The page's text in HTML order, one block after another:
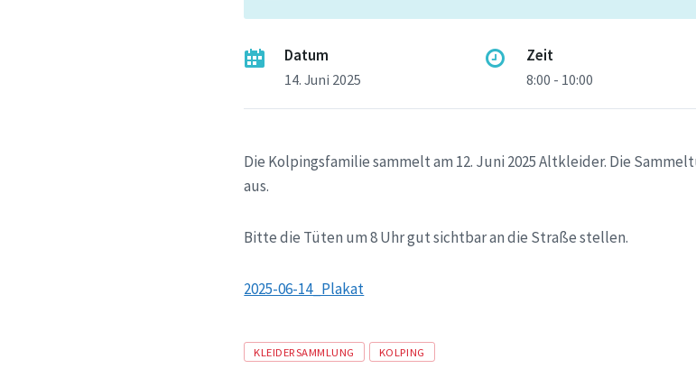
Datum
14. Juni 2025
Zeit
8:00 - 10:00
Die Kolpingsfamilie sammelt am 12. Juni 2025 Altkleider. Die
aus.
Bitte die Tüten um 8 Uhr gut sichtbar an die Straße stellen.
2025-06-14_Plakat
Tags
KLEIDERSAMMLUNG KOLPING